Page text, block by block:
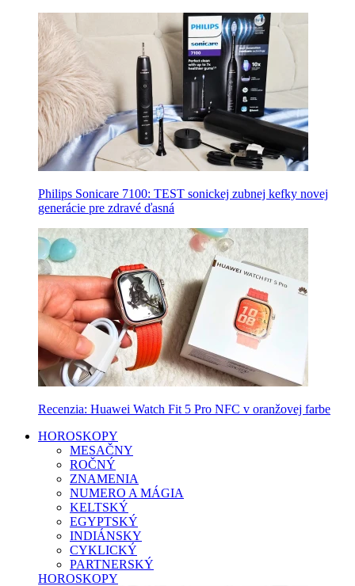
Philips Sonicare 7100: TEST sonickej zubnej kefky novej
generácie pre zdravé ďasná
Recenzia: Huawei Watch Fit 5 Pro NFC v oranžovej farbe
HOROSKOPY
MESAČNY
ROČNÝ
ZNAMENIA
NUMERO A MÁGIA
KELTSKÝ
EGYPTSKÝ
INDIÁNSKY
CYKLICKÝ
PARTNERSKÝ
HOROSKOPY